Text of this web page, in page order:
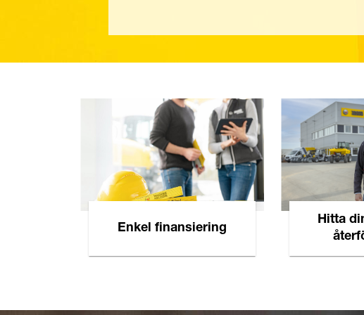
Enkel finansiering
Hitta